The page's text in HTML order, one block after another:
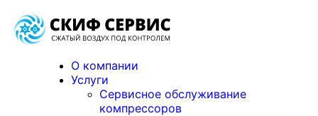
О компании
Услуги
Сервисное обслуживание
компрессоров